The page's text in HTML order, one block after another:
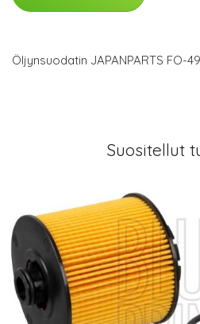
Öljynsuodatin JAPANPARTS FO-
Suositellut